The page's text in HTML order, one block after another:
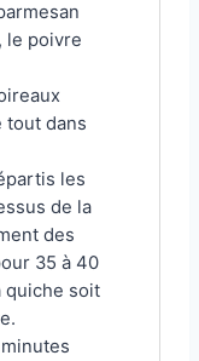
le poivre
tout dans
les
de la
des
35 à 40
quiche soit